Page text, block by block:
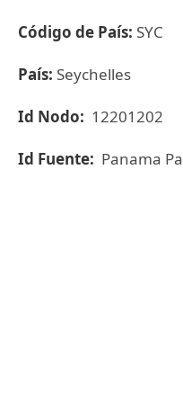
Código de País: SYC
País: Seychelles
Id Nodo: 12201202
Id Fuente: Panama